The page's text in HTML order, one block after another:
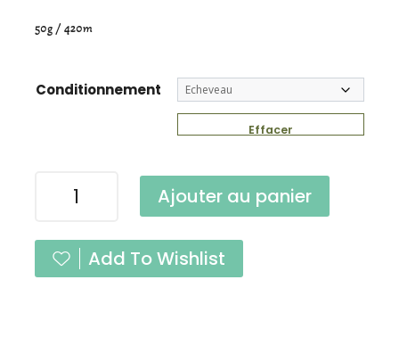
50g / 420m
Conditionnement
Effacer
Colonel
Moutarde
Ajouter au panier
Add To Wishlist